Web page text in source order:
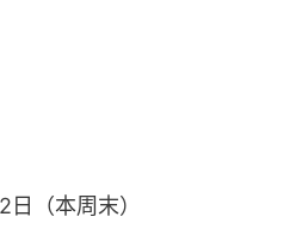
（本周末）